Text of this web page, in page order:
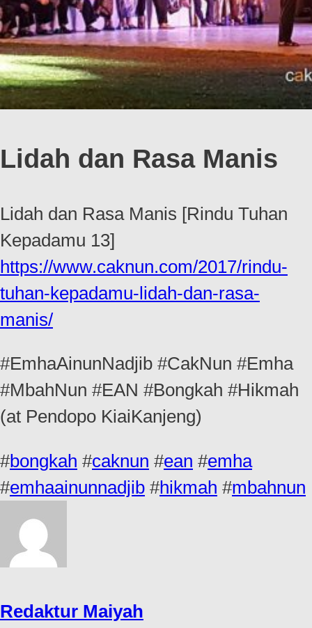
Lidah dan Rasa Manis
Lidah dan Rasa Manis [Rindu Tuhan
Kepadamu 13]
https://www.caknun.com/2017/rindu-
tuhan-kepadamu-lidah-dan-rasa-
manis/
#EmhaAinunNadjib #CakNun #Emha
#MbahNun #EAN #Bongkah #Hikmah
(at Pendopo KiaiKanjeng)
#bongkah #caknun #ean #emha
#emhaainunnadjib #hikmah #mbahnun
Redaktur Maiyah